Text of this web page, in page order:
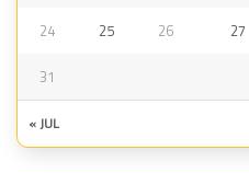
24 25 26 27
31
« JUL